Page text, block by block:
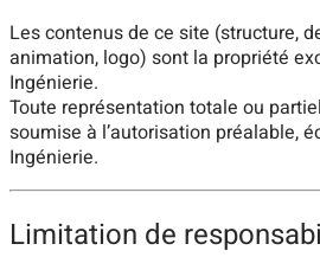
Les contenus de ce site (structure,
animation, logo) sont la propriété
Ingénierie.
Toute représentation totale ou
soumise à l’autorisation préalable,
Ingénierie.
Limitation de